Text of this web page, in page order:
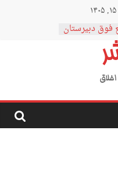
فوق دبیرستان